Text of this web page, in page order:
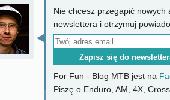
Nie chcesz przegapić nowych
newslettera i otrzymuj
For Fun - Blog MTB jest na
Piszę o Enduro, AM, 4X,